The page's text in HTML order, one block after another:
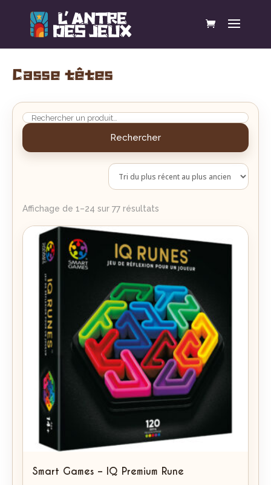
Casse têtes
Rechercher
Affichage de 1–24 sur 77 résultats
du
plus
récent
plus
ancien
Smart Games – IQ Premium Rune